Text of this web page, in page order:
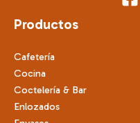
Productos
Cafetería
Cocina
Coctelería & Bar
Enlozados